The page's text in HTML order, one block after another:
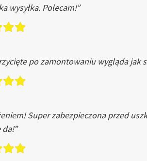
wysyłka. Polecam!”
po zamontowaniu wygląda jak
Super zabezpieczona przed
da!”